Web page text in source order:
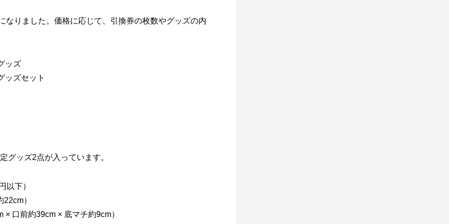
なりました。価格に応じて、引換券の枚数やグッズの内
ッズ
ッズセット
グッズ2点が入っています。
以下）
）
口前約39cm × 底マチ約9cm）